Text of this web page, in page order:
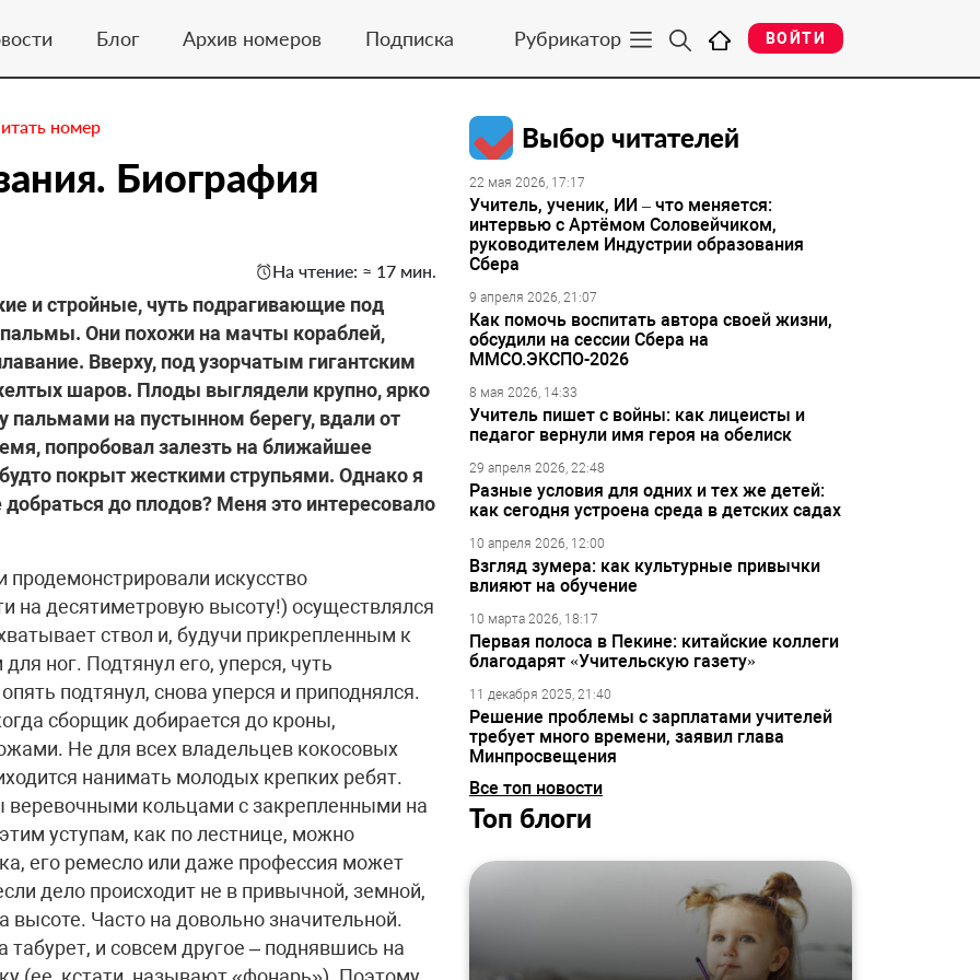
Блог Архив номеров Подписка Рубрикатор ВОЙТИ
номер
Биография
На чтение: ≈ 17 мин.
и стройные, чуть подрагивающие под
Они похожи на мачты кораблей,
Вверху, под узорчатым гигантским
шаров. Плоды выглядели крупно, ярко
пальмами на пустынном берегу, вдали от
попробовал залезть на ближайшее
покрыт жесткими струпьями. Однако я
до плодов? Меня это интересовало
что соломинка для утопающего. Чем не повод для их обожествления, придания им магических свойств? Австралийские знахари утверждают, что они обладают «магическим шнуром», с помощью которого они могут влезать на верхушки деревьев. «Маг ложится под деревом на спину, делает так, что его шнур взлетает на дерево, и влезает по нему в гнездо, находящееся на самой верхушке; затем он переходит на другие деревья и с заходом солнца спускается вниз по стволу», – писал один исследователь.Свои особенности и у технологии покорения горных (скальных, ледовых) высот. Тут нужны и соответствующая физическая подготовка, и экипировка, и, конечно же, особая техника лазания. Одежда должна быть достаточно прочной, плотно облегать тело, одновременно защищать от холода и ветра. Об обуви тоже нужно позаботиться. Для лучшего упора и сцепления со скальной поверхностью служит резиновая подошва. Скалолазы, как правило, используют галоши. В горных селениях пастухи и охотники, которым в поисках заблудших овечек или в погоне за прыткими горными козлами приходится карабкаться по отвесным скальным склонам, нередко тоже предпочитают эту обувку. Ледовые склоны преодолеваются с помощью «кошек». Однажды в Крыму, возле Краснокаменки (селение над Гурзуфом), довелось наблюдать, как скалолазы покоряют местную скальную достопримечательность. Выискивая спасительные зацепки, смельчаки упорно карабкались вверх. Вспомнилось и свое юношеское увлечение скалолазанием, и наставление инструктора: «Что главное на скале? Правильно: три точки опоры. Нашариваешь ногой уступ – две руки и нога должны быть приклеены к скале, нащупываешь рукой зацепку – две ноги и рука должны иметь опору. Плюс, конечно, надежно вбитый крюк и страховка. Без этого ни на сантиметр вверх».Одних трудности и опасности верхолазания озадачивают и отталкивают, других, наоборот, мобилизуют и вдохновляют. Горные высоты издавна были притягательны для людей. Путешествуя по Сибири, я не мог не побывать в Красноярске, а заехав в этот светлый просторный город, вольно раскинувшийся по холмистым берегам могучего Енисея, не мог не посетить заповедник «Красноярские Столбы», или короче, как говорят красноярцы, просто Столбы. Поражаясь этому удивительному творению природы, путешественники отмечали: «Зело превелики и пречудесны сотворены эти скалы. И залезти на сии скалы никто не сможет, и какие они, не известно». Однако нашлись смельчаки, которые сумели покорить эти скальные твердыни. Восхождение на Столбы, как и вообще увлечение ими (речь даже идет о некоей философии вольной жизни посреди дикой природы), получило название «столбизм», а сами скалолазы, как и вообще подвижники Столбов, самоотверженно радеющие об охране их уникального природного мира, стали называться «столбисты». Легко находя опоры для ног и зацепки для рук, я стал взбираться на одну из скал. Сначала это было легко – с валуна на валун, как по ступенькам, потом по наклонной поверхности глыбы, которая являлась как бы первым цокольным этажом каменного исполина. Однако когда добрался до первого балкона и посмотрел вверх, куда к скальному гребню уводила трещина, а потом кинул взгляд вниз, где люди уже казались маленькими шахматными фигурками, сердце екнуло. Мне говорили, что на скалах проложены ходы, которые выводят к вершинам. Короткие характерные ходы или их участки отнесены к категории «ходики». Особого мастерства для прохождения требуют хитрушки – узкие карнизы, отвесы, извилистые трещины. Одна из таких хитрушек и была передо мной. Без специального снаряжения и страховки тут не обойтись. Что ж, здесь, на Столбах, как, наверное, и в жизни, у каждого своя высота.Довелось мне побывать на греческом Афоне – центре монашеского православия. С товарищем мы поднялись на вершину священной горы. Совсем другим предстал мир с ее высоты. Всеохватным мысленно и душевно, близким к звездам. Эта гора расположена на одноименном греческом полуострове, где живут монахи. Умный в гору, может, и не полезет, а вот монах-отшельник туда устремится. Наряду с Афоном в Греции всемирно известны Метеоры – уникальные одиночные скальные образования. По преданию, первые отшельники поднялись на эти каменистые и неприступные, отрезанные от мира вершины скал задолго до X века. Они жили в пещерах и в скальных углублениях, а рядом основывали небольшие площадки, так называемые молельные места, для совместного совершения молитв и изучения духовных текстов. Монахи и посетители могли попасть в скальные монастыри только по навесным д
Выбор читателей
22 мая 2026, 17:17
Учитель, ученик, ИИ – что меняется:
интервью с Артёмом Соловейчиком,
руководителем Индустрии образования
Сбера
9 апреля 2026, 21:07
Как помочь воспитать автора своей жизни,
обсудили на сессии Сбера на
ММСО.ЭКСПО-2026
8 мая 2026, 14:33
Учитель пишет с войны: как лицеисты и
педагог вернули имя героя на обелиск
29 апреля 2026, 22:48
Разные условия для одних и тех же детей:
как сегодня устроена среда в детских садах
10 апреля 2026, 12:00
Взгляд зумера: как культурные привычки
влияют на обучение
10 марта 2026, 18:17
Первая полоса в Пекине: китайские коллеги
благодарят «Учительскую газету»
11 декабря 2025, 21:40
Решение проблемы с зарплатами учителей
требует много времени, заявил глава
Минпросвещения
Все топ новости
Топ блоги